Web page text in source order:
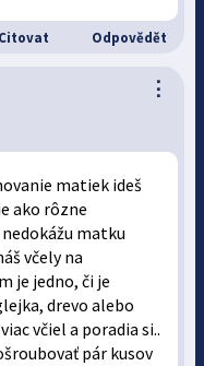
Citovat Odpovědět
⋮
matiek ideš
ako rôzne
matku
včely na
je jedno, či je
drevo alebo
včiel a poradia si..
pár kusov